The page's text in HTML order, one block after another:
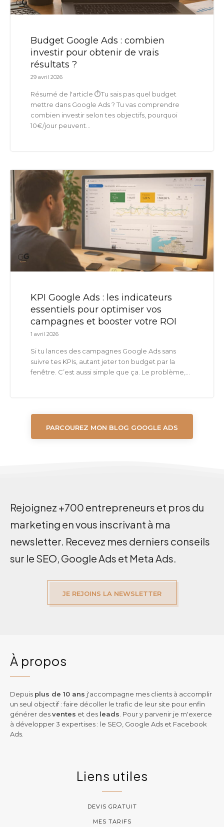
Budget Google Ads : combien
investir pour obtenir de vrais
résultats ?
29 avril 2026
Résumé de l'article ⏱️Tu sais pas quel budget
mettre dans Google Ads ? Tu vas comprendre
combien investir selon tes objectifs, pourquoi
10€/jour peuvent...
KPI Google Ads : les indicateurs
essentiels pour optimiser vos
campagnes et booster votre ROI
1 avril 2026
Si tu lances des campagnes Google Ads sans
suivre tes KPIs, autant jeter ton budget par la
fenêtre. C’est aussi simple que ça. Le problème,...
PARCOUREZ MON BLOG GOOGLE ADS
Rejoignez +700 entrepreneurs et pros du
marketing en vous inscrivant à ma
newsletter. Recevez mes derniers conseils
sur le SEO, Google Ads et Meta Ads.
JE REJOINS LA NEWSLETTER
À propos
Depuis plus de 10 ans j'accompagne mes clients à accomplir
un seul objectif : faire décoller le trafic de leur site pour enfin
générer desventes et des leads. Pour y parvenir je m'exerce
à développer 3 expertises : le SEO, Google Ads et Facebook
Ads.
Liens utiles
DEVIS GRATUIT
MES TARIFS